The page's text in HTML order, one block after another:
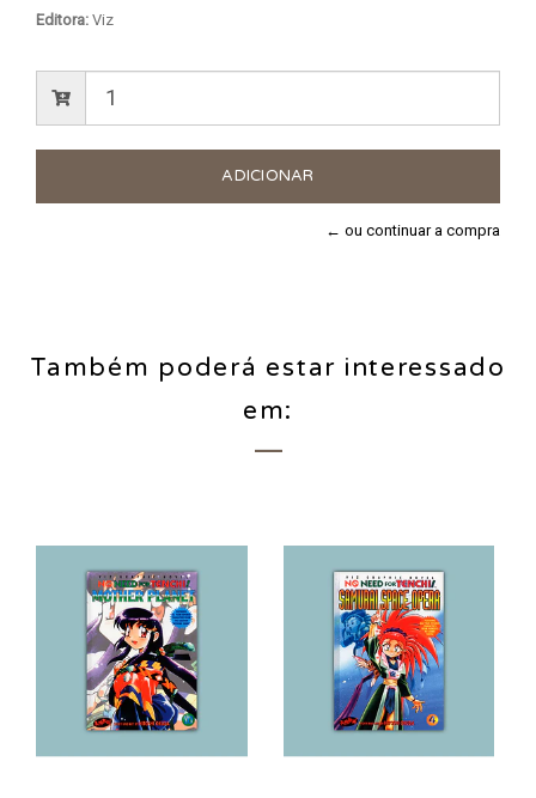
Editora: Viz
← ou continuar a compra
Também poderá estar interessado
em: